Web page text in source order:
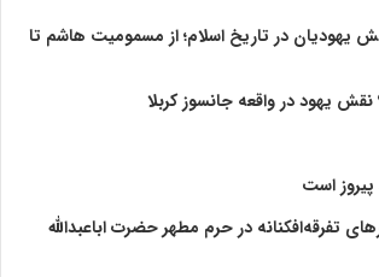
یهودیان در تاریخ اسلام؛ از مسمومیت هاشم تا
یهود در واقعه جانسوز کربلا
پیروز است
تفرقه‌افکنانه در حرم مطهر حضرت اباعبدالله